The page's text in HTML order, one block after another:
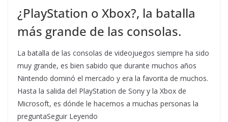
¿PlayStation o Xbox?, la batalla
más grande de las consolas.
La batalla de las consolas de videojuegos siempre ha sido
muy grande, es bien sabido que durante muchos años
Nintendo dominó el mercado y era la favorita de muchos.
Hasta la salida del PlayStation de Sony y la Xbox de
Microsoft, es dónde le hacemos a muchas personas la
preguntaSeguir Leyendo